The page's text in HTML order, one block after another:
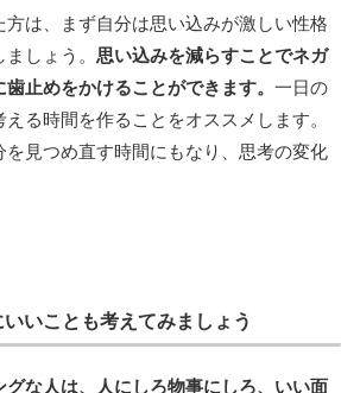
方は、まず自分は思い込みが激しい性格
しょう。 思い込みを減らすことでネガ
止めをかけることができます。 一日の
る時間を作ることをオススメします。
を見つめ直す時間にもなり、思考の変化
いことも考えてみましょう
グな人は、人にしろ物事にしろ、いい面